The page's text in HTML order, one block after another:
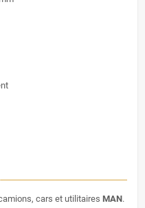
cars et utilitaires MAN.